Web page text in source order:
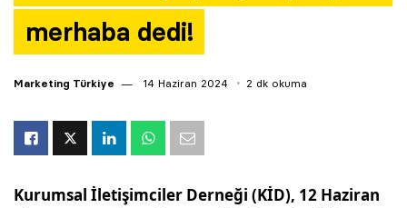
merhaba dedi!
Marketing Türkiye 14 Haziran 2024 2 dk okuma
Kurumsal İletişimciler Derneği (KİD), 12 Haziran